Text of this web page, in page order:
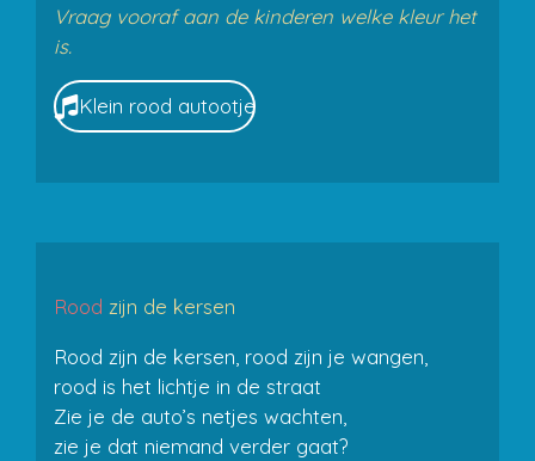
Vraag vooraf aan de kinderen welke kleur het
is.
Klein rood autootje
Rood zijn de kersen
Rood zijn de kersen, rood zijn je wangen,
rood is het lichtje in de straat
Zie je de auto’s netjes wachten,
zie je dat niemand verder gaat?